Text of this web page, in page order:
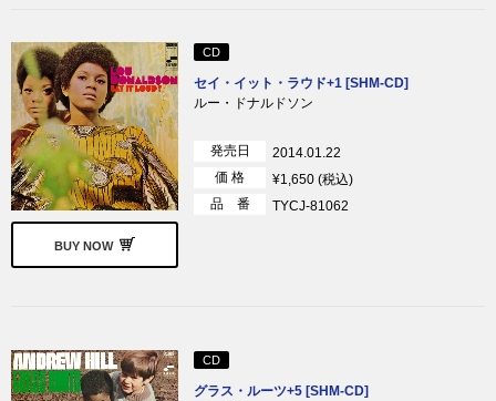
BUY NOW
CD
セイ・イット・ラウド+1 [SHM-CD]
ルー・ドナルドソン
発売日
2014.01.22
価 格
¥1,650 (税込)
品 番
TYCJ-81062
CD
グラス・ルーツ+5 [SHM-CD]